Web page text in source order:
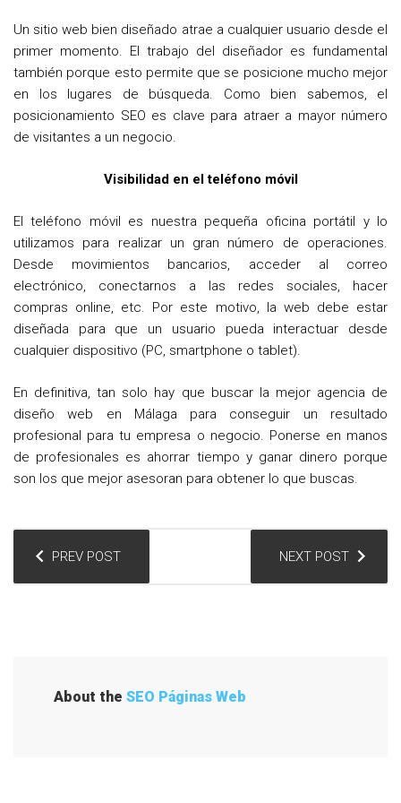
Un sitio web bien diseñado atrae a cualquier usuario desde el
primer momento. El trabajo del diseñador es fundamental
también porque esto permite que se posicione mucho mejor
en los lugares de búsqueda. Como bien sabemos, el
posicionamiento SEO es clave para atraer a mayor número
de visitantes a un negocio.
Visibilidad en el teléfono móvil
El teléfono móvil es nuestra pequeña oficina portátil y lo
utilizamos para realizar un gran número de operaciones.
Desde movimientos bancarios, acceder al correo
electrónico, conectarnos a las redes sociales, hacer
compras online, etc. Por este motivo, la web debe estar
diseñada para que un usuario pueda interactuar desde
cualquier dispositivo (PC, smartphone o tablet).
En definitiva, tan solo hay que buscar la mejor agencia de
diseño web en Málaga para conseguir un resultado
profesional para tu empresa o negocio. Ponerse en manos
de profesionales es ahorrar tiempo y ganar dinero porque
son los que mejor asesoran para obtener lo que buscas.
a
PREV POST NEXT POST
About the SEO Páginas Web